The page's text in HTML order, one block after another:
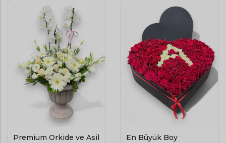
Premium Orkide ve Asil
En Büyük Boy